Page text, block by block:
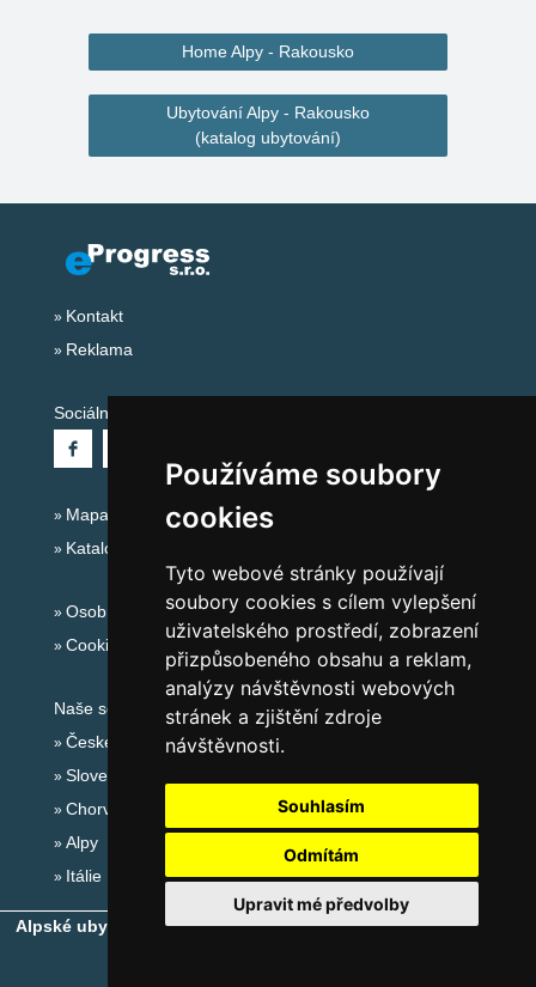
Používáme soubory
cookies
Tyto webové stránky používají
soubory cookies s cílem vylepšení
uživatelského prostředí, zobrazení
přizpůsobeného obsahu a reklam,
analýzy návštěvnosti webových
stránek a zjištění zdroje
návštěvnosti.
Souhlasím
Odmítám
Upravit mé předvolby
Home Alpy - Rakousko
Ubytování Alpy - Rakousko
(katalog ubytování)
Kontakt
Reklama
Sociální sítě:
Mapa serveru Alpy - Rakousko
Katalog ubytování
Osobní údaje
Cookies
Naše servery:
České hory
Slovenské hory
Chorvatsko
Alpy
Itálie
Alpské ubytování, alpské turistické oblasti, alpské ski areály